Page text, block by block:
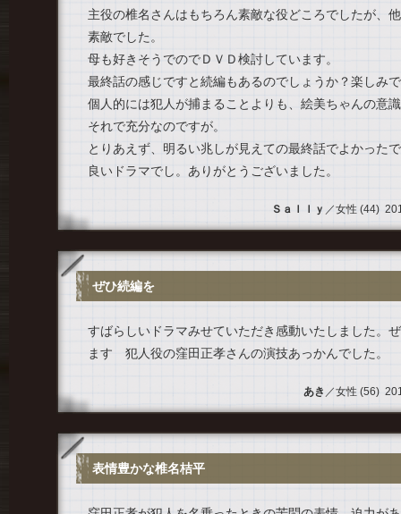
主役の椎名さんはもちろん素敵な役どころでしたが、
素敵でした。
母も好きそうでのでＤＶＤ検討しています。
最終話の感じですと続編もあるのでしょうか？楽しみ
個人的には犯人が捕まることよりも、絵美ちゃんの意
それで充分なのですが。
とりあえず、明るい兆しが見えての最終話でよかった
良いドラマでし。ありがとうございました。
Ｓａｌｌｙ ／女性 (44)
ぜひ続編を
すばらしいドラマみせていただき感動いたしました。
ます 犯人役の窪田正孝さんの演技あっかんでした。
あき ／女性 (56)
表情豊かな椎名桔平